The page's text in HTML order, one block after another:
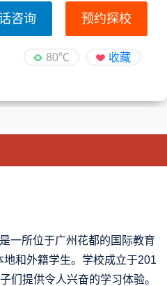
咨询 预约探校
80℃ 收藏
一所位于广州花都的国际教育
和外籍学生。学校成立于201
们提供令人兴奋的学习体验。